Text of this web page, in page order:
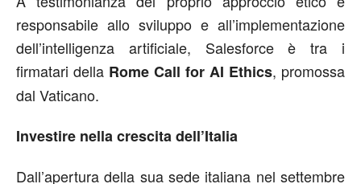
responsabile allo sviluppo e all’implementazione
dell’intelligenza artificiale, Salesforce è tra i
firmatari della Rome Call for AI Ethics, promossa
dal Vaticano.
Investire nella crescita dell’Italia
Dall’apertura della sua sede italiana nel settembre